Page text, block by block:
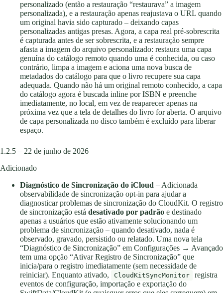
personalizado (então a restauração “restaurava” a imagem
personalizada), e a restauração apenas reajustava o URL quando
um original havia sido capturado – deixando capas
personalizadas antigas presas. Agora, a capa real pré-sobrescrita
é capturada antes de ser sobrescrita, e a restauração sempre
afasta a imagem do arquivo personalizado: restaura uma capa
genuína do catálogo remoto quando uma é conhecida, ou caso
contrário, limpa a imagem e aciona uma nova busca de
metadados do catálogo para que o livro recupere sua capa
adequada. Quando não há um original remoto conhecido, a capa
do catálogo agora é buscada inline por ISBN e preenche
imediatamente, no local, em vez de reaparecer apenas na
próxima vez que a tela de detalhes do livro for aberta. O arquivo
de capa personalizada no disco também é excluído para liberar
espaço.
1.2.5 – 22 de junho de 2026
Adicionado
Diagnóstico de Sincronização do iCloud – Adicionada
observabilidade de sincronização opt-in para ajudar a
diagnosticar problemas de sincronização do CloudKit. O registro
de sincronização está desativado por padrão e destinado
apenas a usuários que estão ativamente solucionando um
problema de sincronização – quando desativado, nada é
observado, gravado, persistido ou relatado. Uma nova tela
“Diagnóstico de Sincronização” em Configurações → Avançado
tem uma opção “Ativar Registro de Sincronização” que
inicia/para o registro imediatamente (sem necessidade de
reiniciar). Enquanto ativado,
CloudKitSyncMonitor
registra
eventos de configuração, importação e exportação do